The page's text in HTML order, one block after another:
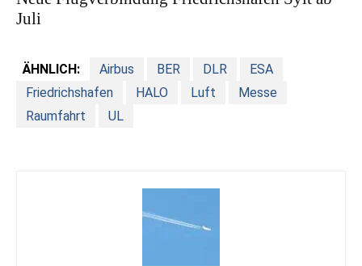
Juli
ÄHNLICH: Airbus BER DLR
ESA
Friedrichshafen
HALO Luft
Messe
Raumfahrt
UL